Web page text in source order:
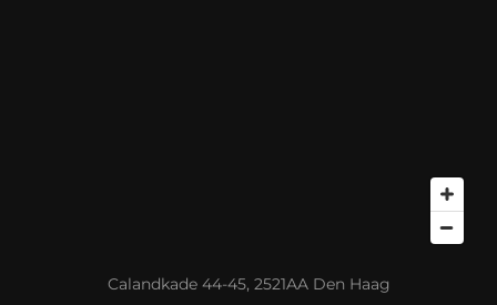
Calandkade 44-45, 2521AA Den Haag